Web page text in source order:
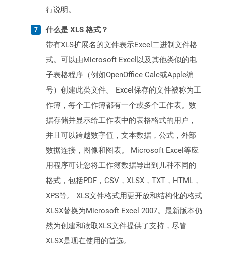
行说明。
什么是 XLS 格式？
带有XLS扩展名的文件表示Excel二进制文件格
式。可以由Microsoft Excel以及其他类似的电
子表格程序（例如OpenOffice Calc或Apple编
号）创建此类文件。 Excel保存的文件被称为工
作簿，每个工作簿都有一个或多个工作表。数
据存储并显示给工作表中的表格格式的用户，
并且可以跨越数字值，文本数据，公式，外部
数据连接，图像和图表。 Microsoft Excel等应
用程序可让您将工作簿数据导出到几种不同的
格式，包括PDF，CSV，XLSX，TXT，HTML，
XPS等。 XLS文件格式用更开放和结构化的格式
XLSX替换为Microsoft Excel 2007。最新版本仍
然为创建和读取XLS文件提供了支持，尽管
XLSX是现在使用的首选。